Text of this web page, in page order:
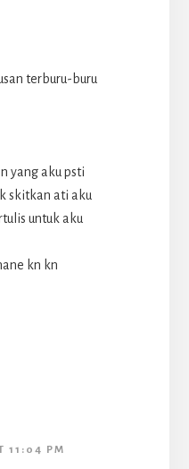
terburu-buru
yang aku psti
skitkan ati aku
untuk aku
kn kn
11:04 PM